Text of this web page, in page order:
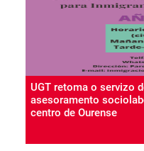
UGT retoma o servizo
asesoramento
centro de Ourense